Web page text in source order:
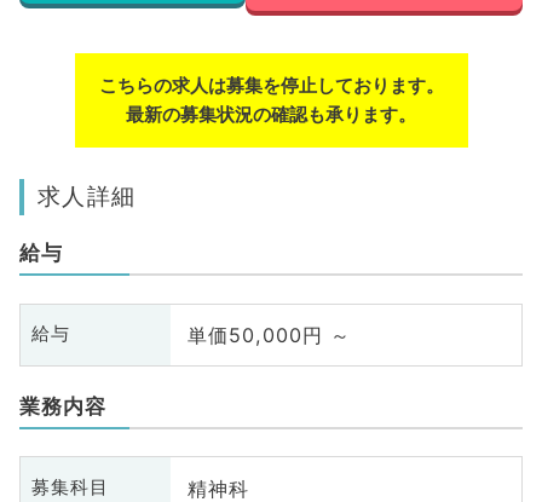
こちらの求人は募集を停止しております。
最新の募集状況の確認も承ります。
求人詳細
給与
給与 単価50,000円 ～
業務内容
募集科目 精神科